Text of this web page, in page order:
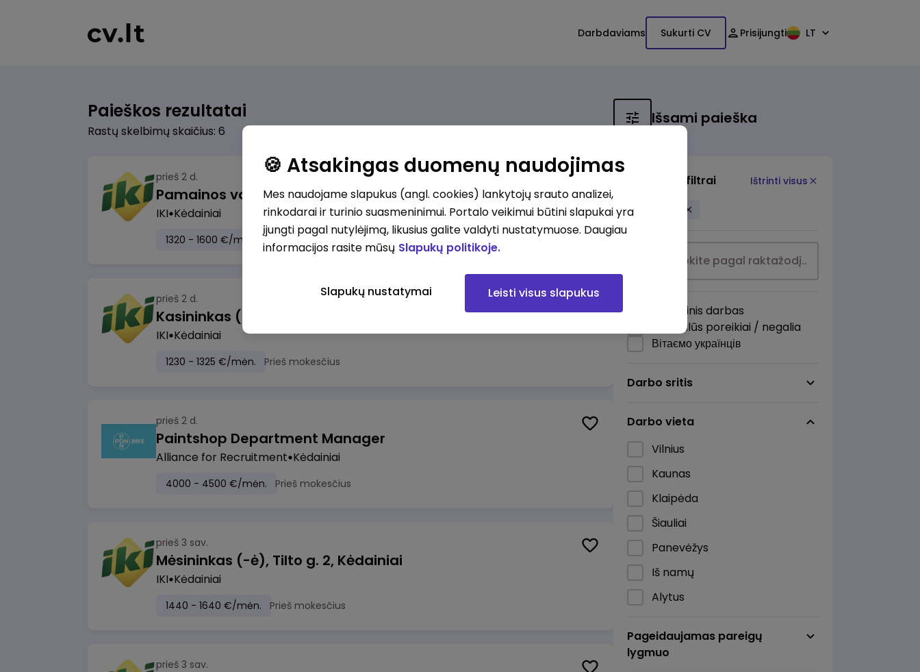
Darbdaviams Sukurti CV Prisijungti LT
Paieškos rezultatai
Rastų skelbimų skaičius: 6
prieš 2 d.
Pamainos vadovas (-ė), P. Lukšio g. 1a, Kėdainiai
IKI Kėdainiai
1320 - 1600 €/mėn. Prieš mokesčius
prieš 2 d.
Kasininkas (-ė) - pardavėjas (-a), P. Lukšio g. 1a, Kėdainiai
IKI Kėdainiai
1230 - 1325 €/mėn. Prieš mokesčius
prieš 2 d.
Paintshop Department Manager
Alliance for Recruitment Kėdainiai
4000 - 4500 €/mėn. Prieš mokesčius
prieš 3 sav.
Mėsininkas (-ė), Tilto g. 2, Kėdainiai
IKI Kėdainiai
1440 - 1640 €/mėn. Prieš mokesčius
prieš 3 sav.
Išsami paieška
Papildomi filtrai Ištrinti visus
Nuotolinis darbas
Specialūs poreikiai / negalia
Вітаємо українців
Darbo sritis
Darbo vieta
Vilnius
Kaunas
Klaipėda
Šiauliai
Panevėžys
Iš namų
Alytus
Birštonas
Pageidaujamas pareigų
lygmuo
🍪 Atsakingas duomenų naudojimas
Mes naudojame slapukus (angl. cookies) lankytojų srauto analizei,
rinkodarai ir turinio suasmeninimui. Portalo veikimui būtini slapukai yra
įjungti pagal nutylėjimą, likusius galite valdyti nustatymuose. Daugiau
informacijos rasite mūsų Slapukų politikoje.
Slapukų nustatymai Leisti visus slapukus